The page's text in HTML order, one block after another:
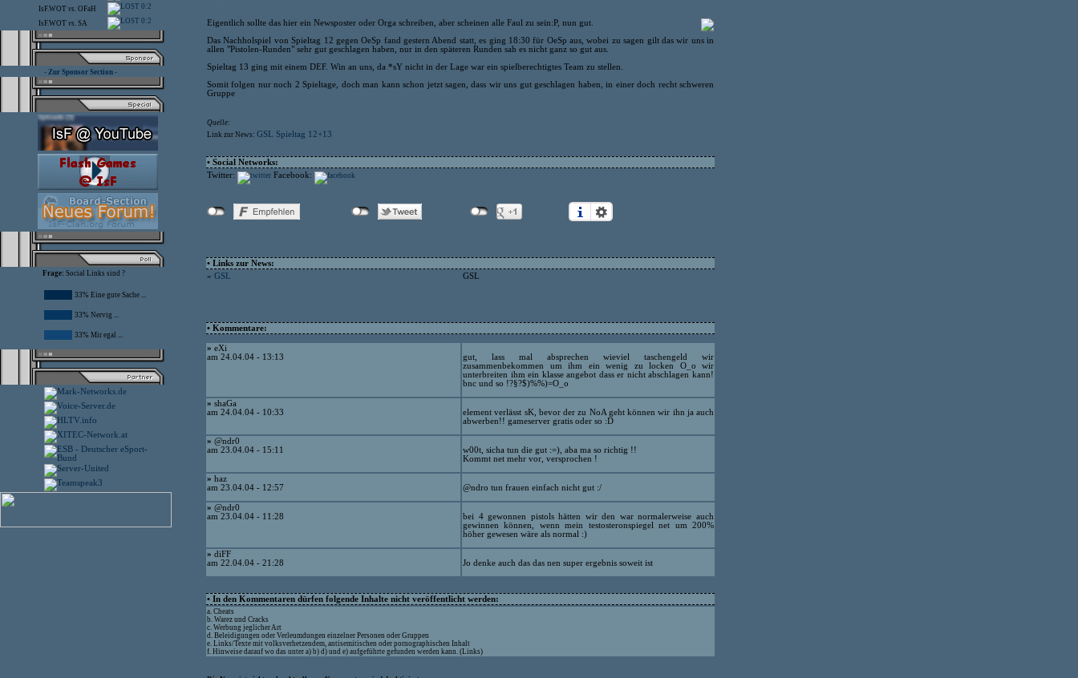
IsF.WOT vs. OFaH 0:2
IsF.WOT vs. SA 0:2
- Zur Sponsor Section -
Frage: Social Links sind ?
33% Eine gute Sache ...
33% Nervig ...
33% Mir egal ...
Eigentlich sollte das hier ein Newsposter oder Orga schreiben, aber scheinen alle Faul zu sein:P, nun gut.
Das Nachholspiel von Spieltag 12 gegen OeSp fand gestern Abend statt, es ging 18:30 für OeSp aus, wobei zu sagen gilt das wir uns in
allen "Pistolen-Runden" sehr gut geschlagen haben, nur in den späteren Runden sah es nicht ganz so gut aus.
Spieltag 13 ging mit einem DEF. Win an uns, da *sY nicht in der Lage war ein spielberechtigtes Team zu stellen.
Somit folgen nur noch 2 Spieltage, doch man kann schon jetzt sagen, dass wir uns gut geschlagen haben, in einer doch recht schweren
Gruppe
Quelle:
Link zur News: GSL Spieltag 12+13
• Social Networks:
Twitter:
Facebook:
• Links zur News:
» GSL GSL
• Kommentare:
» eXi
am 24.04.04 - 13:13
gut, lass mal absprechen wieviel taschengeld wir
zusammenbekommen um ihm ein wenig zu locken O_o wir
unterbreiten ihm ein klasse angebot dass er nicht abschlagen kann!
bnc und so !?§?$)%%)=O_o
» shaGa
am 24.04.04 - 10:33
element verlässt sK, bevor der zu NoA geht können wir ihn ja auch
abwerben!! gameserver gratis oder so :D
» @ndr0
am 23.04.04 - 15:11
w00t, sicha tun die gut :=), aba ma so richtig !!
Kommt net mehr vor, versprochen !
» haz
am 23.04.04 - 12:57
@ndro tun frauen einfach nicht gut :/
» @ndr0
am 23.04.04 - 11:28
bei 4 gewonnen pistols hätten wir den war normalerweise auch
gewinnen können, wenn mein testosteronspiegel net um 200%
höher gewesen wäre als normal :)
» diFF
am 22.04.04 - 21:28
Jo denke auch das das nen super ergebnis soweit ist
• In den Kommentaren dürfen folgende Inhalte nicht veröffentlicht werden:
a. Cheats
b. Warez und Cracks
c. Werbung jeglicher Art
d. Beleidigungen oder Verleumdungen einzelner Personen oder Gruppen
e. Links/Texte mit volksverhetzendem, antisemitischen oder pornographischen Inhalt
f. Hinweise darauf wo das unter a) b) d) und e) aufgeführte gefunden werden kann. (Links)